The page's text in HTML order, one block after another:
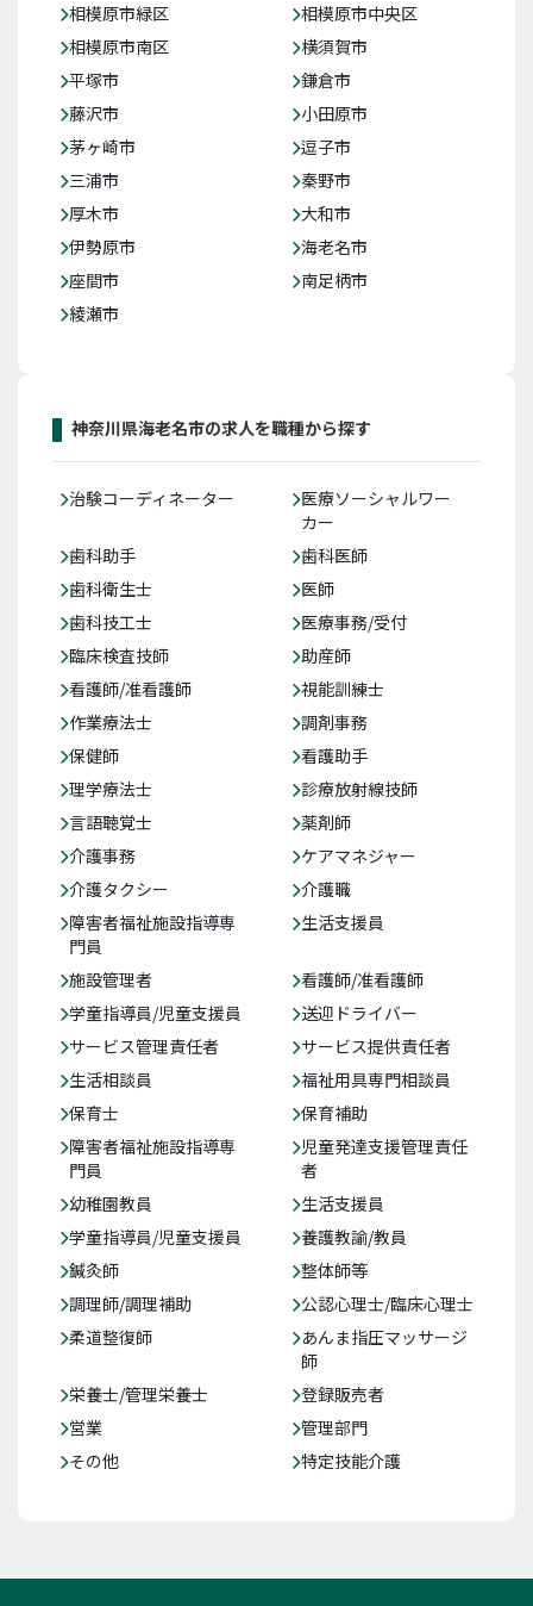
相模原市緑区
相模原市中央区
相模原市南区
横須賀市
平塚市
鎌倉市
藤沢市
小田原市
茅ヶ崎市
逗子市
三浦市
秦野市
厚木市
大和市
伊勢原市
海老名市
座間市
南足柄市
綾瀬市
神奈川県海老名市の求人を職種から探す
治験コーディネーター
医療ソーシャルワー
カー
歯科助手
歯科医師
歯科衛生士
医師
歯科技工士
医療事務/受付
臨床検査技師
助産師
看護師/准看護師
視能訓練士
作業療法士
調剤事務
保健師
看護助手
理学療法士
診療放射線技師
言語聴覚士
薬剤師
介護事務
ケアマネジャー
介護タクシー
介護職
障害者福祉施設指導専
門員
生活支援員
施設管理者
看護師/准看護師
学童指導員/児童支援員
送迎ドライバー
サービス管理責任者
サービス提供責任者
生活相談員
福祉用具専門相談員
保育士
保育補助
障害者福祉施設指導専
門員
児童発達支援管理責任
者
幼稚園教員
生活支援員
学童指導員/児童支援員
養護教諭/教員
鍼灸師
整体師等
調理師/調理補助
公認心理士/臨床心理士
柔道整復師
あんま指圧マッサージ
師
栄養士/管理栄養士
登録販売者
営業
管理部門
その他
特定技能介護